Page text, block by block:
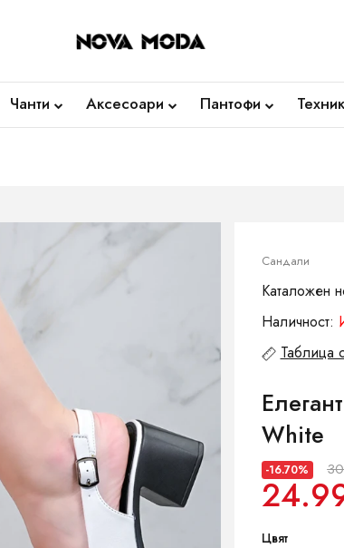
Чанти Аксесоари Пантофи
Сандали
Каталожен
Наличност:
Таблица
White
-16.70%
Цвят